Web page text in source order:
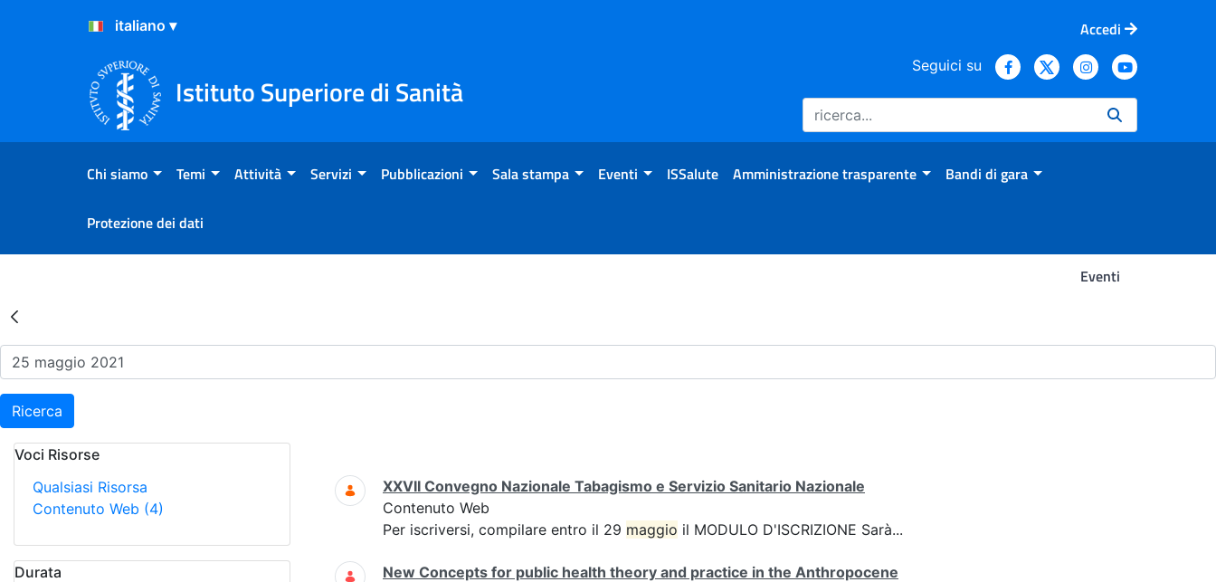
Salta al Contenuto
Salta al Footer
Accedi
Istituto Superiore di Sanità
Seguici su
Chi siamo Temi Attività Servizi Pubblicazioni Sala stampa Eventi ISSalute Amministrazione trasparente Bandi di gara
Protezione dei dati
Eventi
Risultati della Ricerca - Eventi
Ricerca
Voci Risorse
Qualsiasi Risorsa
Contenuto Web (4)
Durata
Ricerca
XXVII Convegno Nazionale Tabagismo e Servizio Sanitario Nazionale
Contenuto Web
Per iscriversi, compilare entro il 29 maggio il MODULO D'ISCRIZIONE Sarà...
New Concepts for public health theory and practice in the Anthropocene